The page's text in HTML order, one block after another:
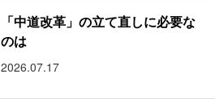
「中道改革」の立て直しに必要な
のは
2026.07.17